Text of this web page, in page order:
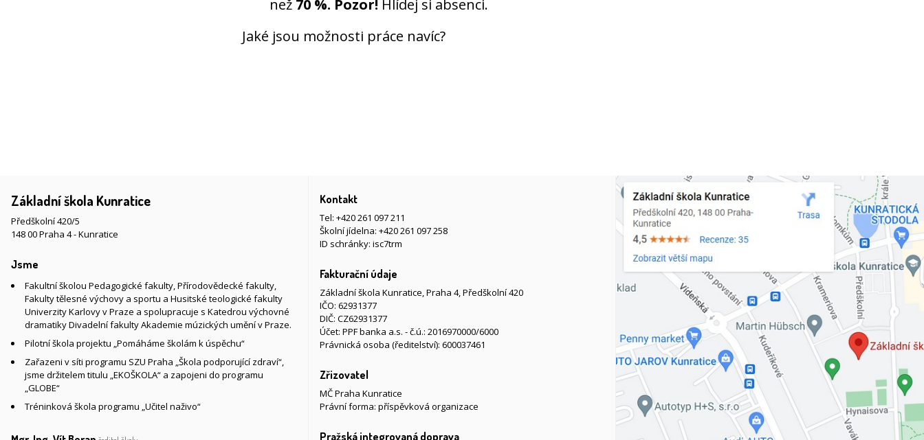
než 70 %. Pozor! Hlídej si absenci.
Jaké jsou možnosti práce navíc?
Základní škola Kunratice
Předškolní 420/5
148 00 Praha 4 - Kunratice
Jsme
Fakultní školou Pedagogické fakulty, Přírodovědecké fakulty,
Fakulty tělesné výchovy a sportu a Husitské teologické fakulty
Univerzity Karlovy v Praze a spolupracuje s Katedrou výchovné
dramatiky Divadelní fakulty Akademie múzických umění v Praze.
Pilotní škola projektu „Pomáháme školám k úspěchu“
Zařazeni v síti programu SZU Praha „Škola podporující zdraví“,
jsme držitelem titulu „EKOŠKOLA“ a zapojeni do programu
„GLOBE“
Tréninková škola programu „Učitel naživo“
Kontakt
Tel: +420 261 097 211
Školní jídelna: +420 261 097 258
ID schránky: isc7trm
Fakturační údaje
Základní škola Kunratice, Praha 4, Předškolní 420
IČO: 62931377
DIČ: CZ62931377
Účet: PPF banka a.s. - č.ú.: 2016970000/6000
Právnická osoba (ředitelství): 600037461
Zřizovatel
MČ Praha Kunratice
Právní forma: příspěvková organizace
Pražská integrovaná doprava